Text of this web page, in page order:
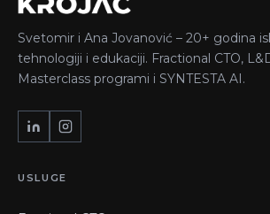
Svetomir i Ana Jovanović – 20+ godina
tehnologiji i edukaciji. Fractional CTO,
Masterclass programi i SYNTESTA AI.
USLUGE